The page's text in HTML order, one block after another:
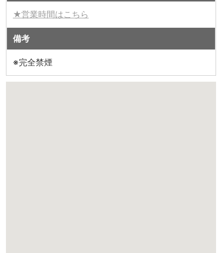
★営業時間はこちら
備考
※完全禁煙